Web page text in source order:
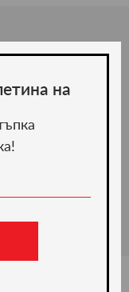
201006,
стоманена
на